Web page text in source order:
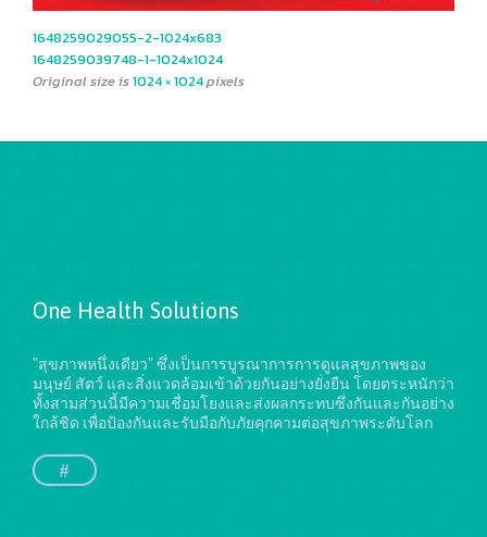
1648259029055-2-1024x683
1648259039748-1-1024x1024
Original size is1024 × 1024pixels
One Health Solutions
"สุขภาพหนึ่งเดียว" ซึ่งเป็นการบูรณาการการดูแลสุขภาพของ
มนุษย์ สัตว์ และสิ่งแวดล้อมเข้าด้วยกันอย่างยั่งยืนโดยตระหนักว่า
ทั้งสามส่วนนี้มีความเชื่อมโยงและส่งผลกระทบซึ่งกันและกันอย่าง
ใกล้ชิด เพื่อป้องกันและรับมือกับภัยคุกคามต่อสุขภาพระดับโลก
#